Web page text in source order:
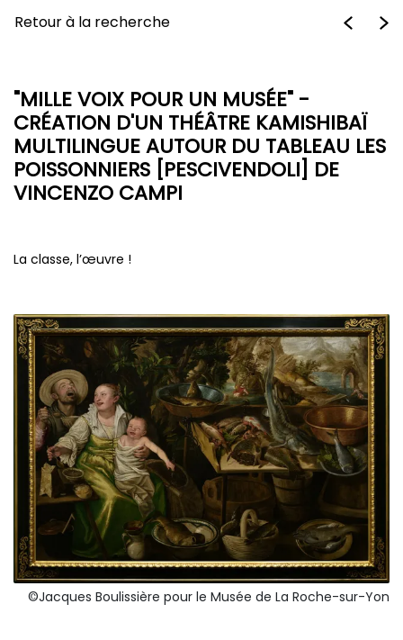
Retour à la recherche
"MILLE VOIX POUR UN MUSÉE" -
CRÉATION D'UN THÉÂTRE KAMISHIBAÏ
MULTILINGUE AUTOUR DU TABLEAU LES
POISSONNIERS [PESCIVENDOLI] DE
VINCENZO CAMPI
La classe, l’œuvre !
©Jacques Boulissière pour le Musée de La Roche-sur-Yon